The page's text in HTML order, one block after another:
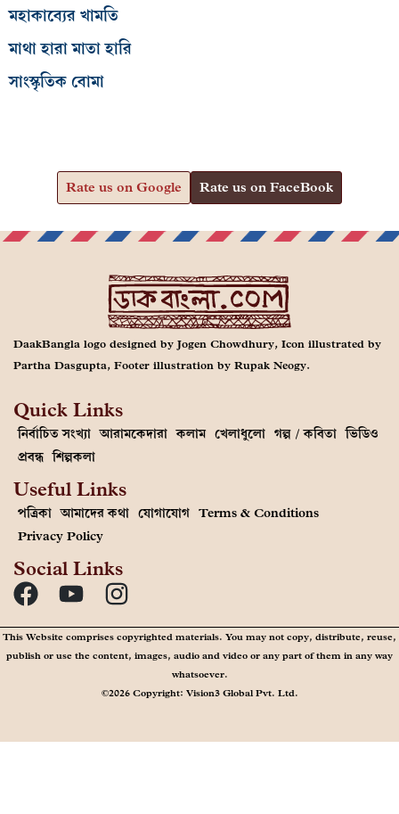
মহাকাব্যের খামতি
মাথা হারা মাতা হারি
সাংস্কৃতিক বোমা
Rate us on Google Rate us on FaceBook
DaakBangla logo designed by Jogen Chowdhury, Icon illustrated by
Partha Dasgupta, Footer illustration by Rupak Neogy.
Quick Links
নির্বাচিত সংখ্যা আরামকেদারা কলাম খেলাধুলো গল্প / কবিতা ভিডিও
প্রবন্ধ শিল্পকলা
Useful Links
পত্রিকা আমাদের কথা যোগাযোগ Terms & Conditions
Privacy Policy
Social Links
This Website comprises copyrighted materials. You may not copy, distribute, reuse,
publish or use the content, images, audio and video or any part of them in any way
whatsoever.
©2026 Copyright: Vision3 Global Pvt. Ltd.